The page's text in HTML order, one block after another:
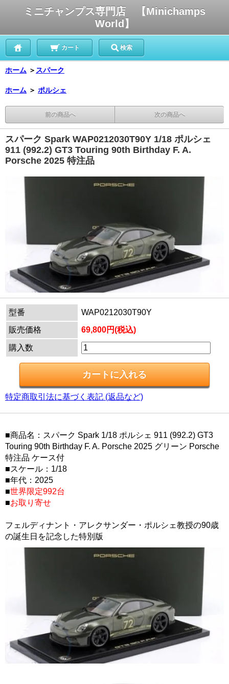
ミニチャンプス専門店 【Minichamps
World】
カート 検索
ホーム ＞ スパーク
ホーム ＞ ポルシェ
前の商品へ 次の商品へ
スパーク Spark WAP0212030T90Y 1/18 ポルシェ
911 (992.2) GT3 Touring 90th Birthday F. A.
Porsche 2025 特注品
型番
WAP0212030T90Y
販売価格
69,800円(税込)
購入数
特定商取引法に基づく表記 (返品など)
■商品名：スパーク Spark 1/18 ポルシェ 911 (992.2) GT3
Touring 90th Birthday F. A. Porsche 2025 グリーン Porsche
特注品 ケース付
■スケール：1/18
■年代：2025
■世界限定992台
■お取り寄せ
フェルディナント・アレクサンダー・ポルシェ教授の90歳
の誕生日を記念した特別版